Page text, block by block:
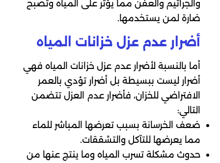
والجراثيم والعفن مما يؤثر على المياه وتصبح
ضارة لمن يستخدمها.
أضرار عدم عزل خزانات المياه
أما بالنسبة لأضرار عدم عزل خزانات المياه فهي
أضرار ليست ببسيطة بل أضرار تؤدي بالعمر
الافتراضي للخزان، فأضرار عدم العزل تتضمن
التالي:
ضعف الخرسانة بسبب تعرضها المباشر للماء
مما يعرضها للتآكل والتشققات.
حدوث مشكلة تسرب المياه وما ينتج عنها من